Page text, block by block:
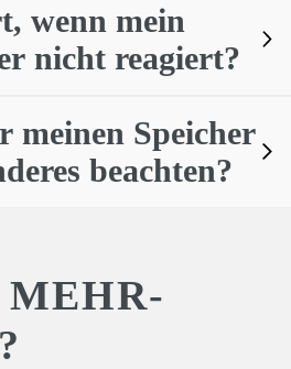
einen großen Teil deines
speist nur Überschüsse ein.
die Vergütung.
Netzanschluss
(Teileinspeisung),
wenn mein
nicht reagiert?
von acht Wochen
meinen Speicher
beachten?